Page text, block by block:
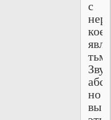
с
коей
но
вы